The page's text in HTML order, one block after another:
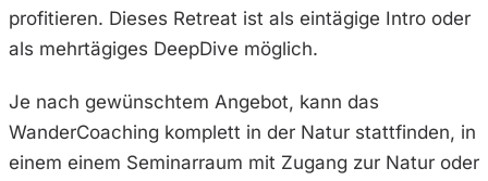
profitieren. Dieses Retreat ist als eintägige Intro oder
als mehrtägiges DeepDive möglich.
Je nach gewünschtem Angebot, kann das
WanderCoaching komplett in der Natur stattfinden, in
einem einem Seminarraum mit Zugang zur Natur oder